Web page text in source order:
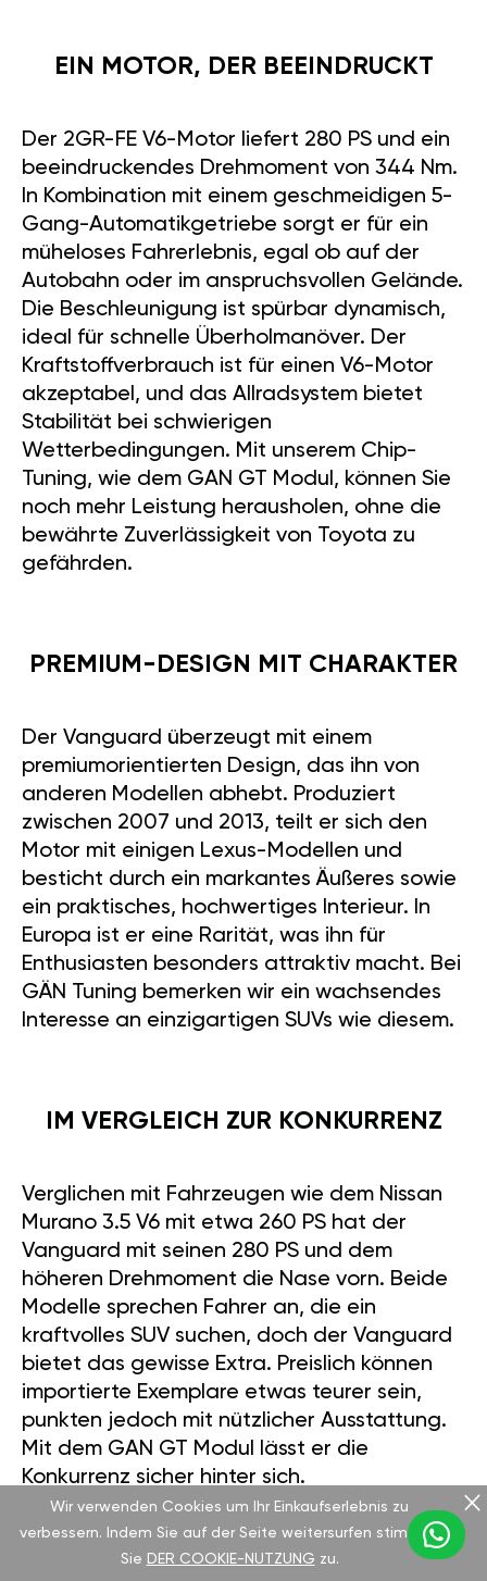
EIN MOTOR, DER BEEINDRUCKT
Der 2GR-FE V6-Motor liefert 280 PS und ein
beeindruckendes Drehmoment von 344 Nm.
In Kombination mit einem geschmeidigen 5-
Gang-Automatikgetriebe sorgt er für ein
müheloses Fahrerlebnis, egal ob auf der
Autobahn oder im anspruchsvollen Gelände.
Die Beschleunigung ist spürbar dynamisch,
ideal für schnelle Überholmanöver. Der
Kraftstoffverbrauch ist für einen V6-Motor
akzeptabel, und das Allradsystem bietet
Stabilität bei schwierigen
Wetterbedingungen. Mit unserem Chip-
Tuning, wie dem GAN GT Modul, können Sie
noch mehr Leistung herausholen, ohne die
bewährte Zuverlässigkeit von Toyota zu
gefährden.
PREMIUM-DESIGN MIT CHARAKTER
Der Vanguard überzeugt mit einem
premiumorientierten Design, das ihn von
anderen Modellen abhebt. Produziert
zwischen 2007 und 2013, teilt er sich den
Motor mit einigen Lexus-Modellen und
besticht durch ein markantes Äußeres sowie
ein praktisches, hochwertiges Interieur. In
Europa ist er eine Rarität, was ihn für
Enthusiasten besonders attraktiv macht. Bei
GÄN Tuning bemerken wir ein wachsendes
Interesse an einzigartigen SUVs wie diesem.
IM VERGLEICH ZUR KONKURRENZ
Verglichen mit Fahrzeugen wie dem Nissan
Murano 3.5 V6 mit etwa 260 PS hat der
Vanguard mit seinen 280 PS und dem
höheren Drehmoment die Nase vorn. Beide
Modelle sprechen Fahrer an, die ein
kraftvolles SUV suchen, doch der Vanguard
bietet das gewisse Extra. Preislich können
importierte Exemplare etwas teurer sein,
punkten jedoch mit nützlicher Ausstattung.
Mit dem GAN GT Modul lässt er die
Konkurrenz sicher hinter sich.
Wir verwenden Cookies um Ihr Einkaufserlebnis zu
verbessern. Indem Sie auf der Seite weitersurfen stimmen
Sie DER COOKIE-NUTZUNG zu.